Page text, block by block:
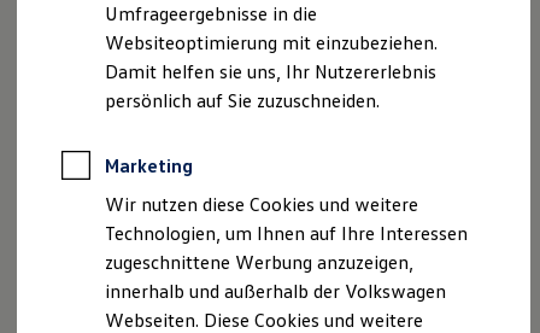
Elektroautos
ID. Tutorials
Elektrofahrzeugkonzepte
ID. EVERY1
Reichweite
Rekuperation
Laden unterwegs
Laden Zuhause
Ladestationen finden
Ladezeitensimulator
Batterie
Sicherheit
Smartphone
Routenplaner, Fahrzeugstatus, Lade -Service: Die
VolkswagenApp vereint zahlreiche Online-Dienste rund um
Volkswagen, um Sie in Ihrem mobilen Alltag zu
unterstützen.
Umfrageergebnisse in die
Websiteoptimierung mit einzubeziehen.
Damit helfen sie uns, Ihr Nutzererlebnis
persönlich auf Sie zuzuschneiden.
Marketing
Wir nutzen diese Cookies und weitere
Technologien, um Ihnen auf Ihre Interessen
zugeschnittene Werbung anzuzeigen,
innerhalb und außerhalb der Volkswagen
Webseiten. Diese Cookies und weitere